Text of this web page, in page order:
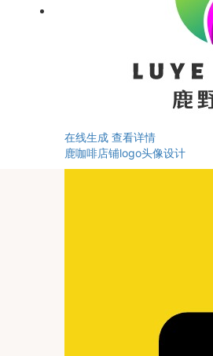
在线生成 查看详情
鹿咖啡店铺logo头像设计